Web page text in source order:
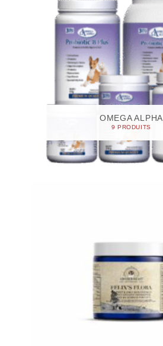
OMEGA ALPHA
9 PRODUITS